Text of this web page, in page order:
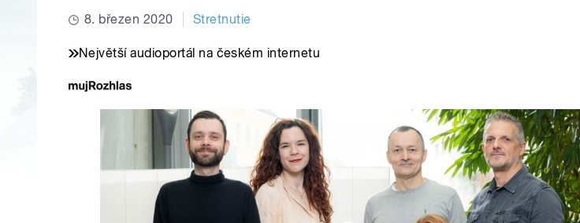
8. březen 2020 Stretnutie
Největší audioportál na českém internetu